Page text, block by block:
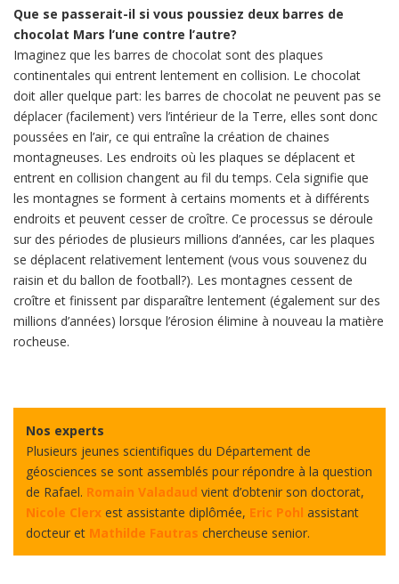
Que se passerait-il si vous poussiez deux barres de
chocolat Mars l’une contre l’autre?
Imaginez que les barres de chocolat sont des plaques
continentales qui entrent lentement en collision. Le chocolat
doit aller quelque part: les barres de chocolat ne peuvent pas se
déplacer (facilement) vers l’intérieur de la Terre, elles sont donc
poussées en l’air, ce qui entraîne la création de chaines
montagneuses. Les endroits où les plaques se déplacent et
entrent en collision changent au fil du temps. Cela signifie que
les montagnes se forment à certains moments et à différents
endroits et peuvent cesser de croître. Ce processus se déroule
sur des périodes de plusieurs millions d’années, car les plaques
se déplacent relativement lentement (vous vous souvenez du
raisin et du ballon de football?). Les montagnes cessent de
croître et finissent par disparaître lentement (également sur des
millions d’années) lorsque l’érosion élimine à nouveau la matière
rocheuse.
Nos experts
Plusieurs jeunes scientifiques du Département de
géosciences se sont assemblés pour répondre à la question
de Rafael. Romain Valadaud vient d’obtenir son doctorat,
Nicole Clerx est assistante diplômée, Eric Pohl assistant
docteur et Mathilde Fautras chercheuse senior.